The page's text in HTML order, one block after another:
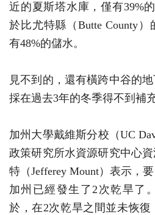
近的夏斯塔水庫，僅有39%
於比尤特縣（Butte County
有48%的儲水。
見不到的，還有橫跨中谷的
採在過去3年的冬季得不到補
加州大學戴維斯分校（UC
政策研究所水資源研究中心
特（Jefferey Mount）表示，
加州已經發生了2次乾旱了
於，在2次乾旱之間並未恢